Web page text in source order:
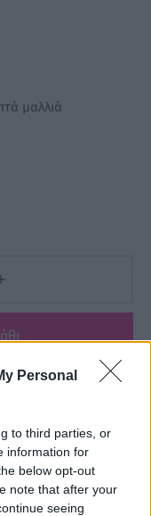
Personal
to third parties, or
information for
below opt-out
note that after your
seeing
μαλλιά
shampoo,
- Shampoo